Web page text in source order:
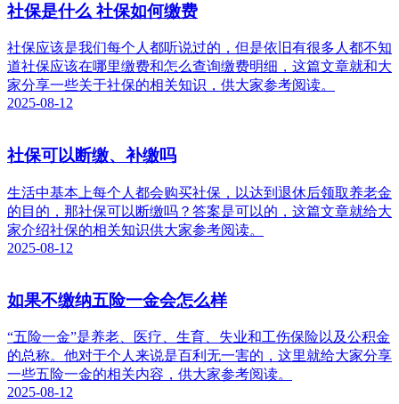
社保是什么 社保如何缴费
社保应该是我们每个人都听说过的，但是依旧有很多人都不知
道社保应该在哪里缴费和怎么查询缴费明细，这篇文章就和大
家分享一些关于社保的相关知识，供大家参考阅读。
2025-08-12
社保可以断缴、补缴吗
生活中基本上每个人都会购买社保，以达到退休后领取养老金
的目的，那社保可以断缴吗？答案是可以的，这篇文章就给大
家介绍社保的相关知识供大家参考阅读。
2025-08-12
如果不缴纳五险一金会怎么样
“五险一金”是养老、医疗、生育、失业和工伤保险以及公积金
的总称。他对于个人来说是百利无一害的，这里就给大家分享
一些五险一金的相关内容，供大家参考阅读。
2025-08-12